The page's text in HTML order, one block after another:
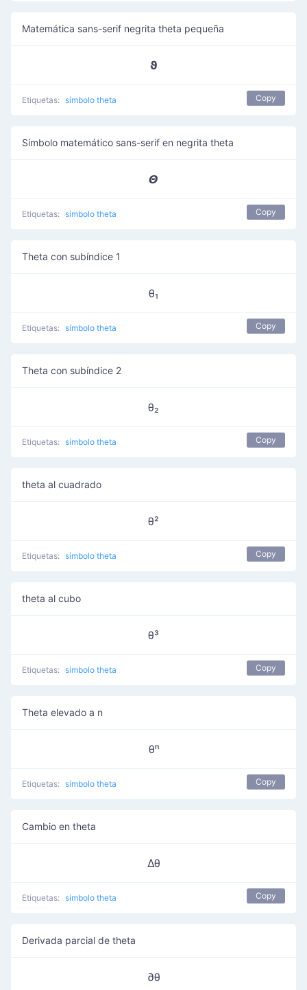
Matemática sans-serif negrita theta pequeña
𝞋
Etiquetas: símbolo theta Copy
Símbolo matemático sans-serif en negrita theta
𝞗
Etiquetas: símbolo theta Copy
Theta con subíndice 1
θ₁
Etiquetas: símbolo theta Copy
Theta con subíndice 2
θ₂
Etiquetas: símbolo theta Copy
theta al cuadrado
θ²
Etiquetas: símbolo theta Copy
theta al cubo
θ³
Etiquetas: símbolo theta Copy
Theta elevado a n
θⁿ
Etiquetas: símbolo theta Copy
Cambio en theta
Δθ
Etiquetas: símbolo theta Copy
Derivada parcial de theta
∂θ